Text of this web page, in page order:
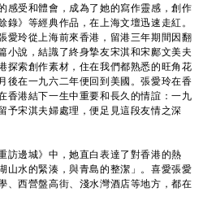
感受和體會，成為了她的寫作靈感，創作
》等經典作品，在上海文壇迅速走紅。
愛玲從上海前來香港，留港三年期間因翻
小說，結識了終身摯友宋淇和宋鄺文美夫
探索創作素材，住在我們都熟悉的旺角花
後在一九六二年便回到美國。張愛玲在香
香港結下一生中重要和長久的情誼：一九
予宋淇夫婦處理，便足見這段友情之深
邊城》中，她直白表達了對香港的熱
山水的緊湊，與青島的整潔」。喜愛張愛
、西營盤高街、淺水灣酒店等地方，都在